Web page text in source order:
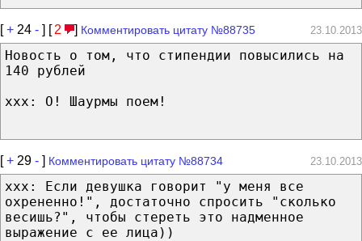
[+ 24 - ] [ 2 ] Комментировать цитату №88735 23.10.2013
Новость о том, что стипендии повысились на
140 рублей
ххх: О! Шаурмы поем!
[+ 29 - ] Комментировать цитату №88734 23.10.2013
ххх: Если девушка говорит "у меня все
охрененно!", достаточно спросить "сколько
весишь?", чтобы стереть это надменное
выражение с ее лица))